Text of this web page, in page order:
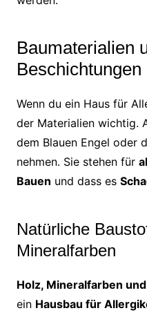
Baumaterialien
Beschichtungen
Wenn du ein Haus für
der Materialien wichtig.
dem Blauen Engel oder
nehmen. Sie stehen für
Bauen und dass es
Natürliche
Mineralfarben
Holz, Mineralfarben
ein Hausbau für